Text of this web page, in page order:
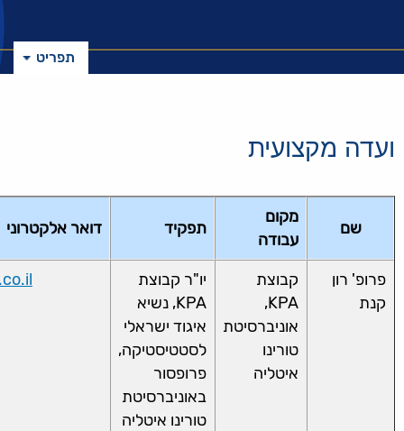
תפריט
ועדה מקצועית
שם
מקום
עבודה
תפקיד דואר אלקטרוני
פרופ' רון
קנת
קבוצת
KPA,
אוניברסיטת
טורינו
איטליה
יו"ר קבוצת
KPA, נשיא
איגוד ישראלי
לסטטיסטיקה,
פרופסור
באוניברסיטת
טורינו איטליה